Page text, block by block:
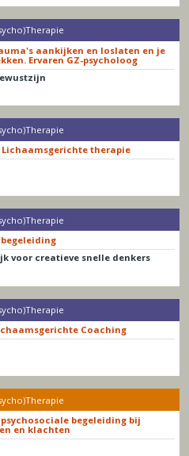
aankijken en loslaten en je
Ervaren GZ-psycholoog
therapie
voor creatieve snelle denkers
Coaching
begeleiding bij
en klachten